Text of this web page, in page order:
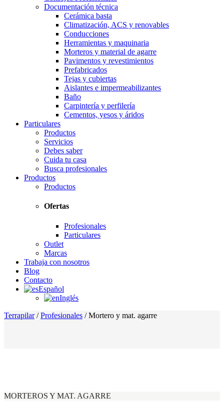
Documentación técnica
Cerámica basta
Climatización, ACS y renovables
Conducciones
Herramientas y maquinaria
Morteros y material de agarre
Pavimentos y revestimientos
Prefabricados
Tejas y cubiertas
Aislantes e impermeabilizantes
Baño
Carpintería y perfilería
Cementos, yesos y áridos
Particulares
Productos
Servicios
Debes saber
Cuida tu casa
Busca profesionales
Productos
Productos
Ofertas
Profesionales
Particulares
Outlet
Marcas
Trabaja con nosotros
Blog
Contacto
Español
Inglés
Terrapilar/Profesionales /Mortero y mat. agarre
MORTEROS Y MAT. AGARRE